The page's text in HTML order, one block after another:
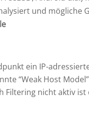
und mögliche
ein IP-
“Weak Host
Filtering nicht aktiv